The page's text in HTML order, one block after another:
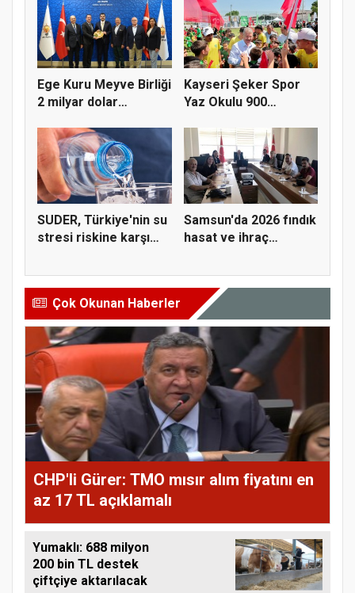
Ege Kuru Meyve Birliği
2 milyar dolar
Kayseri Şeker Spor
Yaz Okulu 900
SUDER, Türkiye'nin su
stresi riskine karşı
Samsun'da 2026 fındık
hasat ve ihraç
Çok Okunan Haberler
CHP'li Gürer: TMO mısır alım fiyatını en
az 17 TL açıklamalı
Yumaklı: 688 milyon
200 bin TL destek
çiftçiye aktarılacak